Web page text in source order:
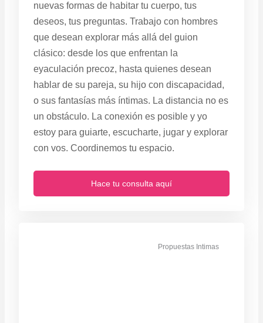
nuevas formas de habitar tu cuerpo, tus
deseos, tus preguntas. Trabajo con hombres
que desean explorar más allá del guion
clásico: desde los que enfrentan la
eyaculación precoz, hasta quienes desean
hablar de su pareja, su hijo con discapacidad,
o sus fantasías más íntimas. La distancia no es
un obstáculo. La conexión es posible y yo
estoy para guiarte, escucharte, jugar y explorar
con vos. Coordinemos tu espacio.
Hace tu consulta aquí
Propuestas Intimas